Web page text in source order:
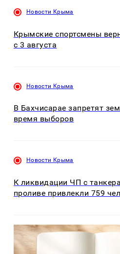
Новости Крыма
Крымские спортсмены
с 3 августа
Новости Крыма
В Бахчисарае запретят
время выборов
Новости Крыма
К ликвидации ЧП с
проливе привлекли 759